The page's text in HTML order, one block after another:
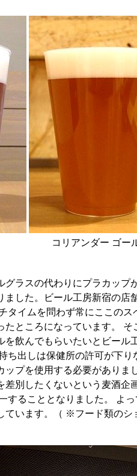
コリアンダー ゴー
グラスの代わりにプラカップ
ました。ビール工房新宿の店
タイムを問わず常にここの
たところになっています。
を飲んでもらいたいとビール
ち出しは保健所の許可が下
ップを使用する必要がありま
差別したくないという麦酒企
することとなりました。 よ
ています。（ ※フード類のシ